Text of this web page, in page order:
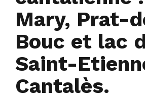
Mary, Prat-
Bouc et lac
Saint-
Cantalès.